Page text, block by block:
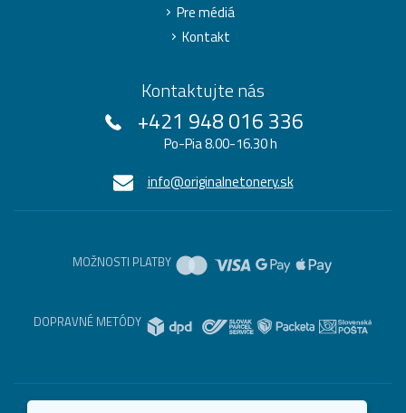
Pre médiá
Kontakt
Kontaktujte nás
+421 948 016 336
Po-Pia 8.00-16.30 h
info@originalnetonery.sk
MOŽNOSTI PLATBY
DOPRAVNÉ METÓDY